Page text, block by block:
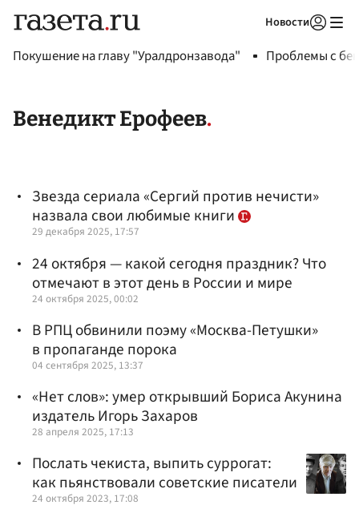
Новости
Покушение на главу "Уралдронзавода" Проблемы с
Венедикт Ерофеев
Звезда сериала «Сергий против нечисти»
назвала свои любимые книги
29 декабря 2025, 17:57
24 октября — какой сегодня праздник? Что
отмечают в этот день в России и мире
24 октября 2025, 00:02
В РПЦ обвинили поэму «Москва-Петушки»
в пропаганде порока
04 сентября 2025, 13:37
«Нет слов»: умер открывший Бориса Акунина
издатель Игорь Захаров
28 апреля 2025, 17:13
Послать чекиста, выпить суррогат:
как пьянствовали советские писатели
24 октября 2023, 17:08